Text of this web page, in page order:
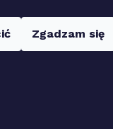
Zgadzam się